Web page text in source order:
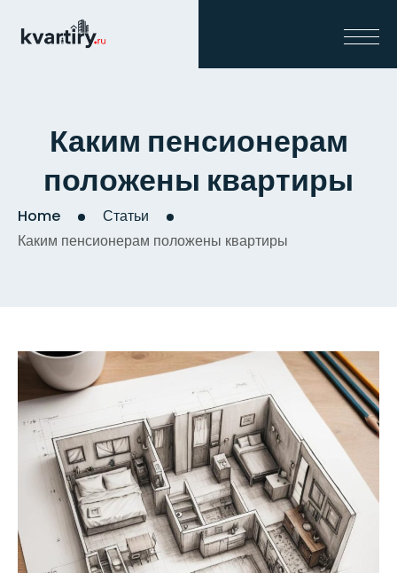
Каким пенсионерам
положены квартиры
Home
Статьи
Каким пенсионерам положены квартиры